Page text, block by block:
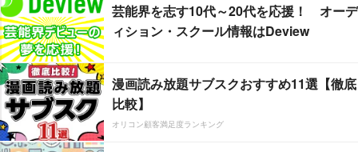
芸能界を志す10代～20代を応援！ オーデ
ィション・スクール情報はDeview
漫画読み放題サブスクおすすめ11選【徹底
比較】
オリコン顧客満足度ランキング